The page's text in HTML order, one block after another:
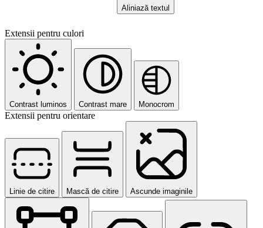
Aliniază textul
Extensii pentru culori
Contrast luminos Contrast mare Monocrom
Extensii pentru orientare
Linie de citire Mască de citire Ascunde imaginile